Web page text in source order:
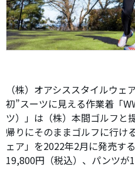
（株）オアシススタイルウ
初”スーツに見える作業着「
ツ）」は（株）本間ゴルフと
帰りにそのままゴルフに行け
ェア」を2022年2月に発売す
19,800円（税込）、パンツが